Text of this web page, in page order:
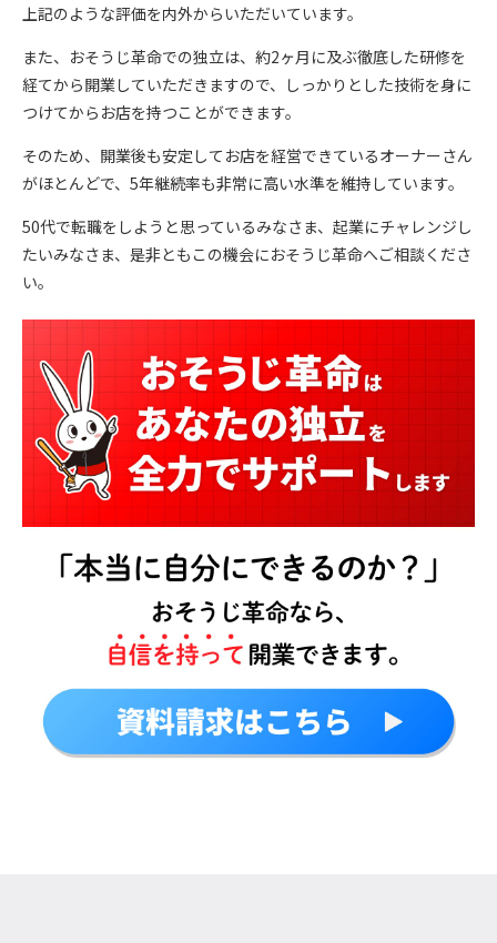
上記のような評価を内外からいただいています。
また、おそうじ革命での独立は、約2ヶ月に及ぶ徹底した研修を
経てから開業していただきますので、しっかりとした技術を身に
つけてからお店を持つことができます。
そのため、開業後も安定してお店を経営できているオーナーさん
がほとんどで、5年継続率も非常に高い水準を維持しています。
50代で転職をしようと思っているみなさま、起業にチャレンジし
たいみなさま、是非ともこの機会におそうじ革命へご相談くださ
い。